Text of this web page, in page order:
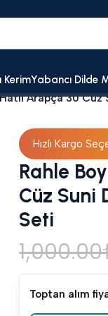
KerimYabancı Dilde
Arapça 30 Cüz
Hızlı Kargo
Rahle
Cüz Suni
Seti
1,000.00
Toptan alım